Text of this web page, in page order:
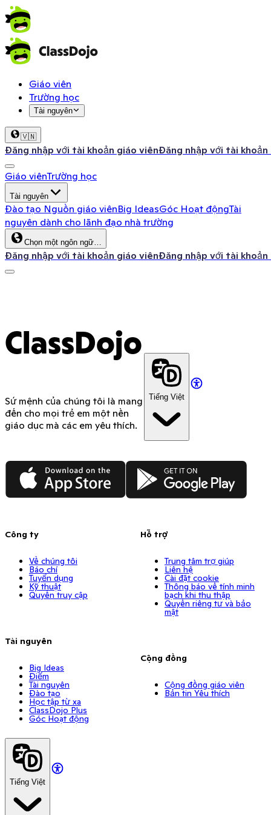
Giáo viên
Trường học
Tài nguyên
🇻🇳
Đăng nhập với tài khoản giáo viênĐăng nhập với tài khoản
Giáo viênTrường học
Tài nguyên
Đào tạo Nguồn giáo viênBig IdeasGóc Hoạt độngTài
nguyên dành cho lãnh đạo nhà trường
Chọn một ngôn ngữ…
Đăng nhập với tài khoản giáo viênĐăng nhập với tài khoản
ClassDojo
Sứ mệnh của chúng tôi là mang
đến cho mọi trẻ em một nền
giáo dục mà các em yêu thích.
Tiếng Việt
App Store Google Play
Công ty
Về chúng tôi
Báo chí
Tuyển dụng
Kỹ thuật
Quyền truy cập
Tài nguyên
Big Ideas
Điểm
Tài nguyên
Đào tạo
Học tập từ xa
ClassDojo Plus
Góc Hoạt động
Hỗ trợ
Trung tâm trợ giúp
Liên hệ
Cài đặt cookie
Thông báo về tính minh
bạch khi thu thập
Quyền riêng tư và bảo
mật
Cộng đồng
Cộng đồng giáo viên
Bản tin Yêu thích
Tiếng Việt